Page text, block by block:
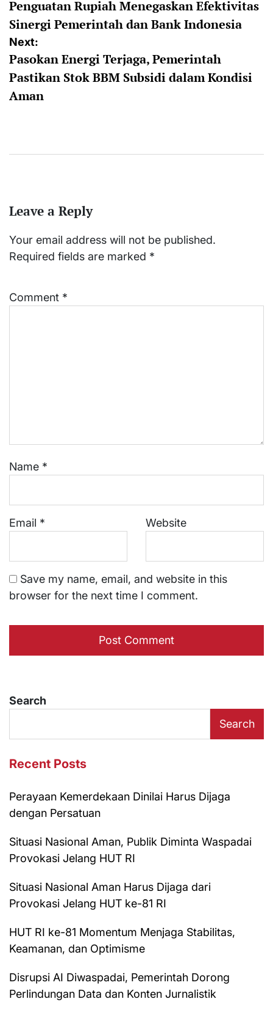
navigation
Penguatan Rupiah Menegaskan Efektivitas
Sinergi Pemerintah dan Bank Indonesia
Next:
Pasokan Energi Terjaga, Pemerintah
Pastikan Stok BBM Subsidi dalam Kondisi
Aman
Leave a Reply
Your email address will not be published.
Required fields are marked *
Comment *
Name *
Email * Website
Save my name, email, and website in this
browser for the next time I comment.
Search
Search
Recent Posts
Perayaan Kemerdekaan Dinilai Harus Dijaga
dengan Persatuan
Situasi Nasional Aman, Publik Diminta Waspadai
Provokasi Jelang HUT RI
Situasi Nasional Aman Harus Dijaga dari
Provokasi Jelang HUT ke-81 RI
HUT RI ke-81 Momentum Menjaga Stabilitas,
Keamanan, dan Optimisme
Disrupsi AI Diwaspadai, Pemerintah Dorong
Perlindungan Data dan Konten Jurnalistik